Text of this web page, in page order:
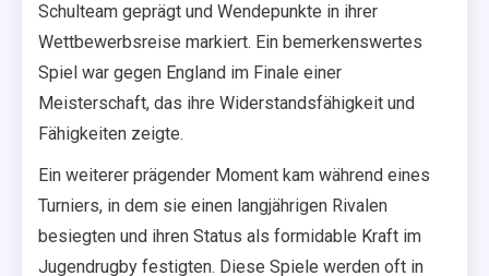
Schulteam geprägt und Wendepunkte in ihrer
Wettbewerbsreise markiert. Ein bemerkenswertes
Spiel war gegen England im Finale einer
Meisterschaft, das ihre Widerstandsfähigkeit und
Fähigkeiten zeigte.
Ein weiterer prägender Moment kam während eines
Turniers, in dem sie einen langjährigen Rivalen
besiegten und ihren Status als formidable Kraft im
Jugendrugby festigten. Diese Spiele werden oft in